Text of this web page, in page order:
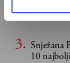
učeći na
važnije od
Snježana
10